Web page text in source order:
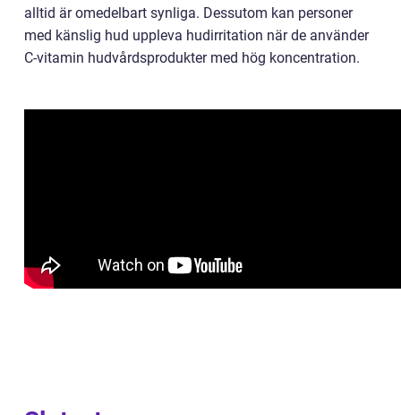
alltid är omedelbart synliga. Dessutom kan personer
med känslig hud uppleva hudirritation när de använder
C-vitamin hudvårdsprodukter med hög koncentration.